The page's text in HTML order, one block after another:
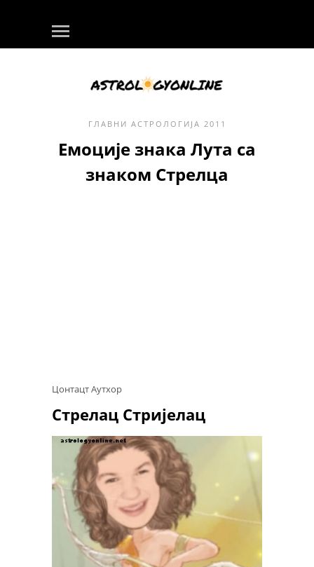
ГЛАВНИ АСТРОЛОГИЈА 2011
Емоције знака Лута са
знаком Стрелца
Цонтацт Аутхор
Стрелац Стријелац